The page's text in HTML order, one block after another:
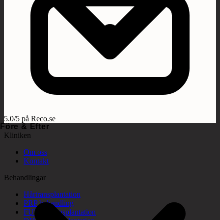
Före & Efter
5.0/5 på Reco.se
Kliniken
Om oss
Kontakt
Behandlingar
Hårtransplantation
PRP behandling
FUE hårtransplantation